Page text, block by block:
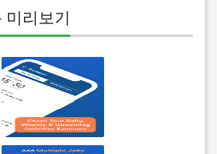
미리보기